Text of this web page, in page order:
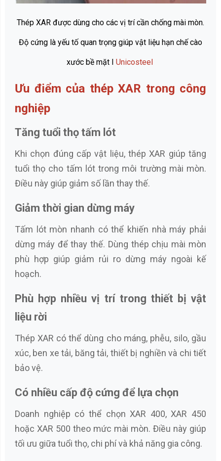
Thép XAR được dùng cho các vị trí cần chống mài mòn.
Độ cứng là yếu tố quan trọng giúp vật liệu hạn chế cào
xước bề mặt I Unicosteel
Ưu điểm của thép XAR trong công
nghiệp
Tăng tuổi thọ tấm lót
Khi chọn đúng cấp vật liệu, thép XAR giúp tăng
tuổi thọ cho tấm lót trong môi trường mài mòn.
Điều này giúp giảm số lần thay thế.
Giảm thời gian dừng máy
Tấm lót mòn nhanh có thể khiến nhà máy phải
dừng máy để thay thế. Dùng thép chịu mài mòn
phù hợp giúp giảm rủi ro dừng máy ngoài kế
hoạch.
Phù hợp nhiều vị trí trong thiết bị vật
liệu rời
Thép XAR có thể dùng cho máng, phễu, silo, gầu
xúc, ben xe tải, băng tải, thiết bị nghiền và chi tiết
bảo vệ.
Có nhiều cấp độ cứng để lựa chọn
Doanh nghiệp có thể chọn XAR 400, XAR 450
hoặc XAR 500 theo mức mài mòn. Điều này giúp
tối ưu giữa tuổi thọ, chi phí và khả năng gia công.